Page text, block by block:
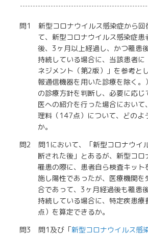
問1 新型コロナウイルス感染症から回
て、新型コロナウイルス感染症患
後、3ヶ月以上経過し、かつ罹患
持続している場合に、当該患者に
ネジメント（第2版）」を参考と
報通信機器を用いた診療を除く。
の診療方針を判断し、必要に応じ
医への紹介を行った場合において
理料（147点）について、どのよ
か。
問2 問1において、「新型コロナウイ
断された後」とあるが、新型コロ
罹患の際に、患者自ら検査キット
施し陽性であったが、医療機関を
合であって、3ヶ月経過後も罹患
持続している場合に、特定疾患
点）を算定できるか。
問3 問1及び「新型コロナウイルス感